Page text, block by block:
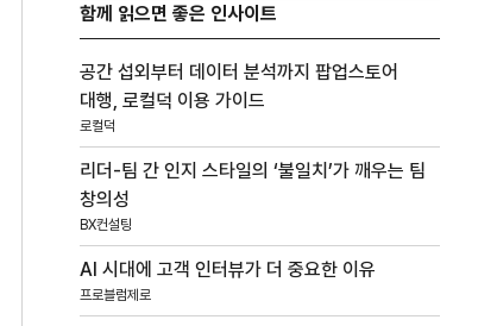
함께 읽으면 좋은 인사이트
공간 섭외부터 데이터 분석까지 팝업스토어
대행, 로컬덕 이용 가이드
로컬덕
리더-팀 간 인지 스타일의 ‘불일치’가 깨우는 팀
창의성
BX컨설팅
AI 시대에 고객 인터뷰가 더 중요한 이유
프로블럼제로